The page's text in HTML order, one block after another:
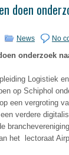
doen
News No
onderzoek
Logistiek
op Schiphol
een vergroting
verdere
het lectoraat